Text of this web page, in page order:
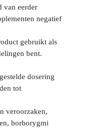
van eerder
negatief
gebruikt als
bent.
dosering
tot
veroorzaken,
borborygmi